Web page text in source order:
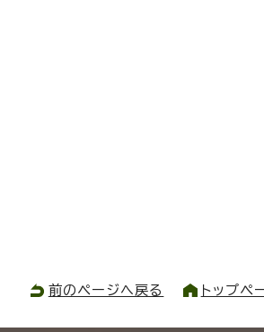
前のページへ戻る トップペ